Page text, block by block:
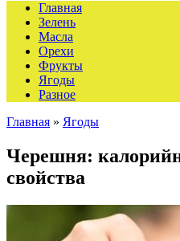
Главная
Зелень
Масла
Орехи
Фрукты
Ягоды
Разное
Главная » Ягоды
Черешня:
свойства